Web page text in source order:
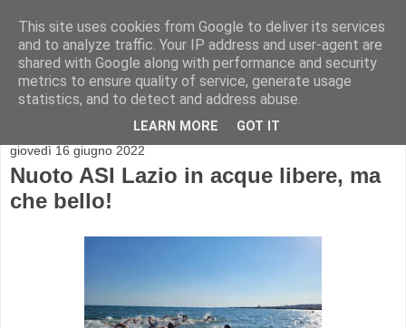
giovedì 16 giugno 2022
Nuoto ASI Lazio in acque libere, ma
che bello!
This site uses cookies from Google to deliver its services
and to analyze traffic. Your IP address and user-agent are
shared with Google along with performance and security
metrics to ensure quality of service, generate usage
statistics, and to detect and address abuse.
LEARN MORE GOT IT